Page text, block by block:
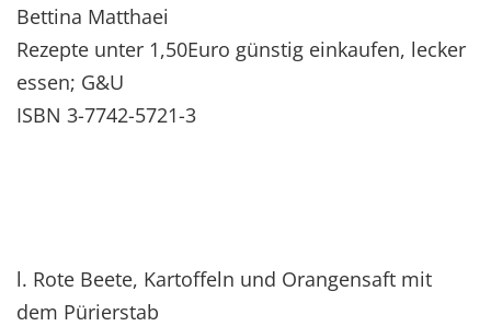
Bettina Matthaei
Rezepte unter 1,50Euro günstig einkaufen, lecker
essen; G&U
ISBN 3-7742-5721-3
l. Rote Beete, Kartoffeln und Orangensaft mit
dem Pürierstab